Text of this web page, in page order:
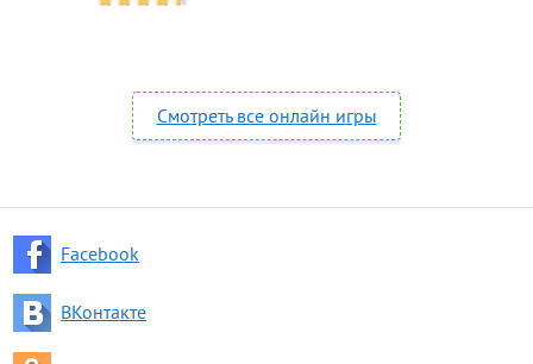
Смотреть все онлайн игры
Facebook
ВКонтакте